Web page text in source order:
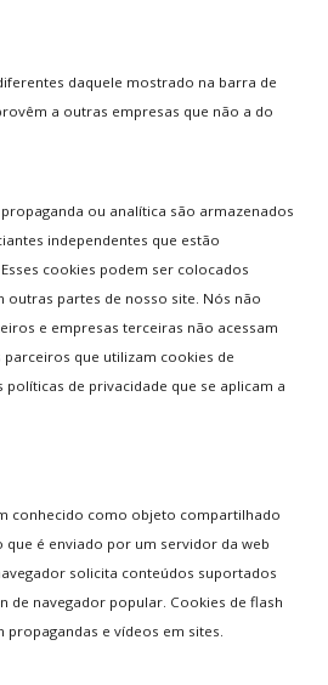
daquele mostrado na barra de
a outras empresas que não a do
ou analítica são armazenados
independentes que estão
cookies podem ser colocados
outras partes de nosso site. Nós não
e empresas terceiras não acessam
que utilizam cookies de
de privacidade que se aplicam a
conhecido como objeto compartilhado
que é enviado por um servidor da web
solicita conteúdos suportados
de navegador popular. Cookies de flash
e vídeos em sites.